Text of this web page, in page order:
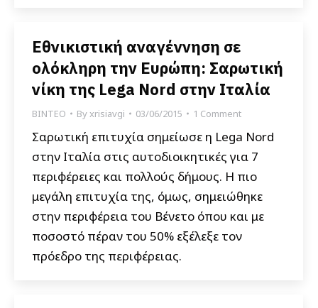
Εθνικιστική αναγέννηση σε
ολόκληρη την Ευρώπη: Σαρωτική
νίκη της Lega Nord στην Ιταλία
ΒΙΝΤΕΟ Byxrisiavgi 03/06/2015 1 Comment
Σαρωτική επιτυχία σημείωσε η Lega Nord
στην Ιταλία στις αυτοδιοικητικές για 7
περιφέρειες και πολλούς δήμους. Η πιο
μεγάλη επιτυχία της, όμως, σημειώθηκε
στην περιφέρεια του Βένετο όπου και με
ποσοστό πέραν του 50% εξέλεξε τον
πρόεδρο της περιφέρειας.